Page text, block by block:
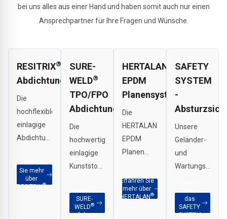
bei uns alles aus einer Hand und haben somit auch nur einen
Ansprechpartner für Ihre Fragen und Wünsche.
RESITRIX®
Abdichtungsbahnen
Die
hochflexible
einlagige
Abdichtungsbahn
einzigartigen
Materialkombination
Sie mehr
über
RESITRIX®
SURE-
WELD®
TPO/FPO
Abdichtungsbahnen
Die
hochwertige,
einlagige
Kunststoff-
Abdichtungsbahn
– speziell
für
SURE-
WELD®
erfahren
HERTALAN
EPDM
Planensystem
Die
HERTALAN®
EPDM
Planen
vorkonfektioniert,
schnell
Erfahren Sie
mehr über
HERTALAN®
SAFETY
SYSTEM
-
Unsere
Geländer-
und
Wartungswege-
bieten
einen
das
SAFETY
SYSTEM